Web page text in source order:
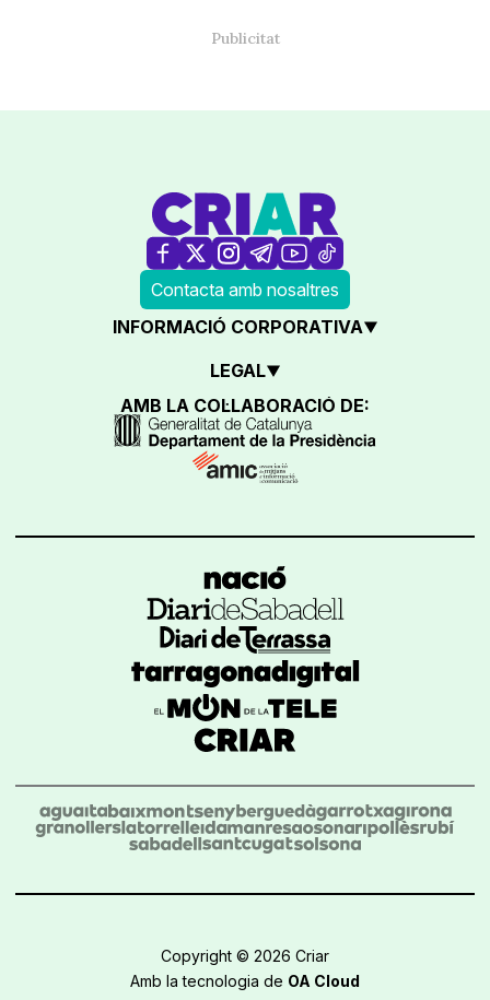
Contacta amb nosaltres
INFORMACIÓ CORPORATIVA
LEGAL
AMB LA COL·LABORACIÓ DE:
Copyright © 2026 Criar
Amb la tecnologia de OA Cloud